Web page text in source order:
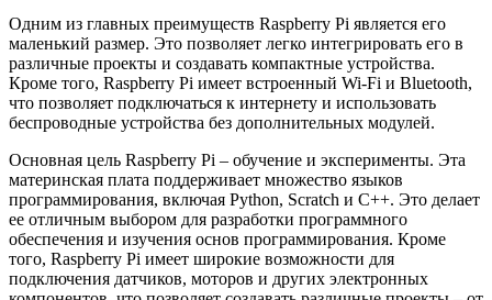
Одним из главных преимуществ Raspberry Pi является его
маленький размер. Это позволяет легко интегрировать его в
различные проекты и создавать компактные устройства.
Кроме того, Raspberry Pi имеет встроенный Wi-Fi и Bluetooth,
что позволяет подключаться к интернету и использовать
беспроводные устройства без дополнительных модулей.
Основная цель Raspberry Pi – обучение и эксперименты. Эта
материнская плата поддерживает множество языков
программирования, включая Python, Scratch и C++. Это делает
ее отличным выбором для разработки программного
обеспечения и изучения основ программирования. Кроме
того, Raspberry Pi имеет широкие возможности для
подключения датчиков, моторов и других электронных